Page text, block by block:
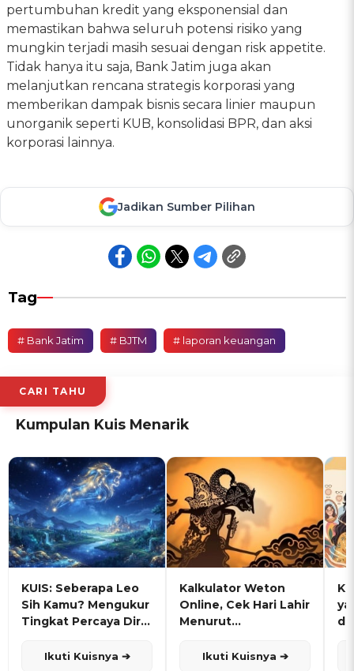
pertumbuhan kredit yang eksponensial dan
memastikan bahwa seluruh potensi risiko yang
mungkin terjadi masih sesuai dengan risk appetite.
Tidak hanya itu saja, Bank Jatim juga akan
melanjutkan rencana strategis korporasi yang
memberikan dampak bisnis secara linier maupun
unorganik seperti KUB, konsolidasi BPR, dan aksi
korporasi lainnya.
Jadikan Sumber Pilihan
Tag
# Bank Jatim # BJTM # laporan keuangan
CARI TAHU
Kumpulan Kuis Menarik
KUIS: Seberapa Leo
Sih Kamu? Mengukur
Tingkat Percaya Diri
Ikuti Kuisnya ➔
Kalkulator Weton
Online, Cek Hari Lahir
Menurut
Ikuti Kuisnya ➔